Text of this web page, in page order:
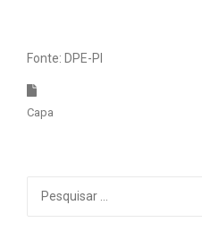
Fonte: DPE-PI
Capa
por: